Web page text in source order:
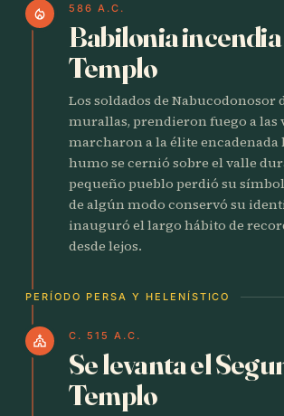
local_fire_department 586 A.C.
Babilonia
Templo
Los soldados de Nabucodonosor
murallas, prendieron fuego a las
marcharon a la élite encadenada
humo se cernió sobre el valle
pequeño pueblo perdió su
de algún modo conservó su
inauguró el largo hábito de
desde lejos.
PERÍODO PERSA Y HELENÍSTICO
church C. 515 A.C.
Se levanta el
Templo